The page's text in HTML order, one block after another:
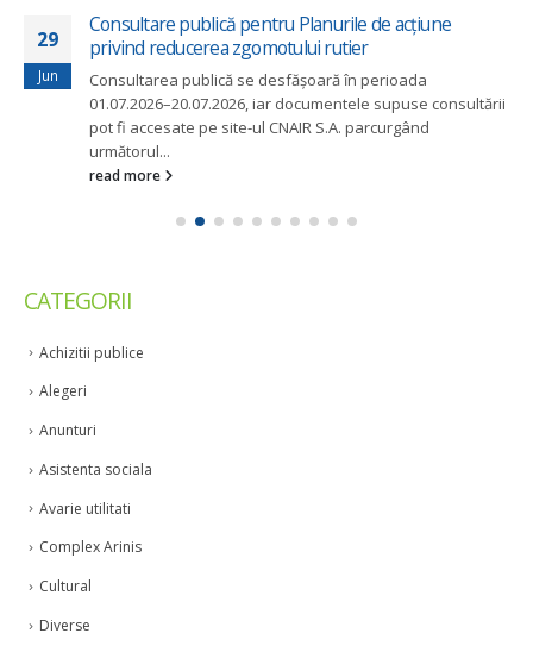
29
Jun
Consultare publică pentru Planurile de acțiune
privind reducerea zgomotului rutier
Consultarea publică se desfășoară în perioada
01.07.2026–20.07.2026, iar documentele supuse consultării
pot fi accesate pe site-ul CNAIR S.A. parcurgând
următorul...
read more
CATEGORII
Achizitii publice
Alegeri
Anunturi
Asistenta sociala
Avarie utilitati
Complex Arinis
Cultural
Diverse